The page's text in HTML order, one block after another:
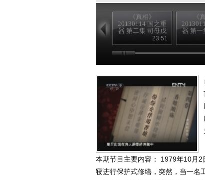
《真相》
20130114 国之重
器 第二集 司母戊
大方鼎 （下）
23:51
《
器 第一
大方
本期节目主要内容： 1979年10月
寝进行保护式修缮，突然，当一名